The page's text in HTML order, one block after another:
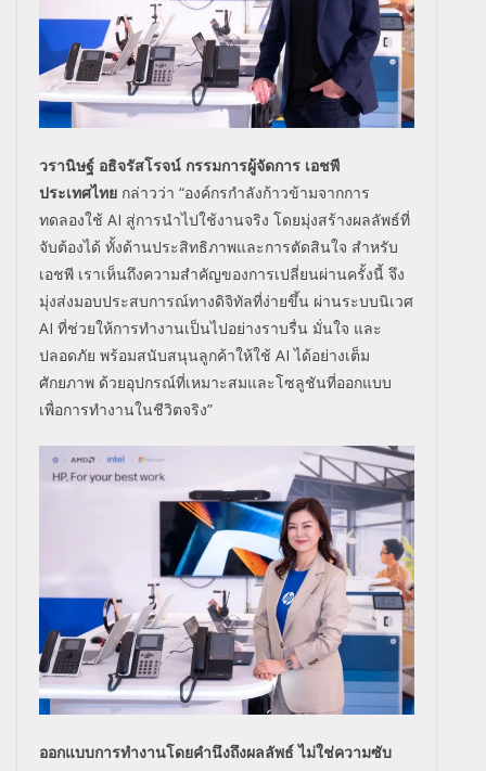
วรานิษฐ์ อธิจรัสโรจน์ กรรมการผู้จัดการ เอชพี
ประเทศไทย กล่าวว่า “องค์กรกำลังก้าวข้ามจากการ
ทดลองใช้ AI สู่การนำไปใช้งานจริง โดยมุ่งสร้างผลลัพธ์ที่
จับต้องได้ ทั้งด้านประสิทธิภาพและการตัดสินใจ สำหรับ
เอชพี เราเห็นถึงความสำคัญของการเปลี่ยนผ่านครั้งนี้ จึง
มุ่งส่งมอบประสบการณ์ทางดิจิทัลที่ง่ายขึ้น ผ่านระบบนิเวศ
AI ที่ช่วยให้การทำงานเป็นไปอย่างราบรื่น มั่นใจ และ
ปลอดภัย พร้อมสนับสนุนลูกค้าให้ใช้ AI ได้อย่างเต็ม
ศักยภาพ ด้วยอุปกรณ์ที่เหมาะสมและโซลูชันที่ออกแบบ
เพื่อการทำงานในชีวิตจริง”
ออกแบบการทำงานโดยคำนึงถึงผลลัพธ์ ไม่ใช่ความซับ